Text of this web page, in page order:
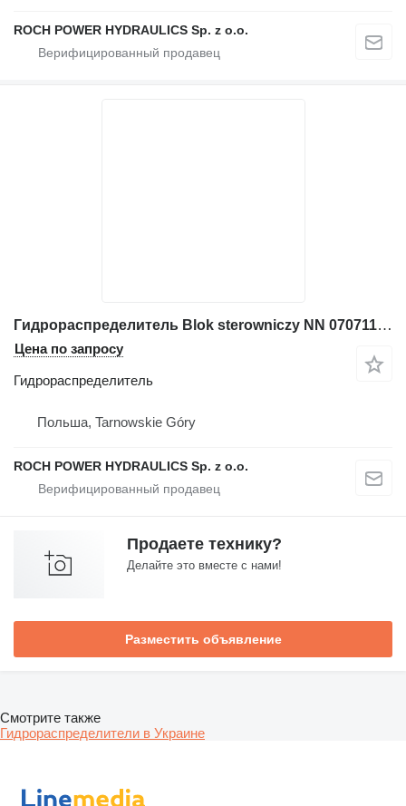
ROCH POWER HYDRAULICS Sp. z o.o.
Гидрораспределитель Blok sterowniczy NN 0707112+ cewki 769488 769409+ для бульдозера Komatsu D51 PX22
Цена по запросу
Гидрораспределитель
Польша, Tarnowskie Góry
ROCH POWER HYDRAULICS Sp. z o.o.
Продаете технику?
Делайте это вместе с нами!
Разместить объявление
Смотрите также
Гидрораспределители в Украине